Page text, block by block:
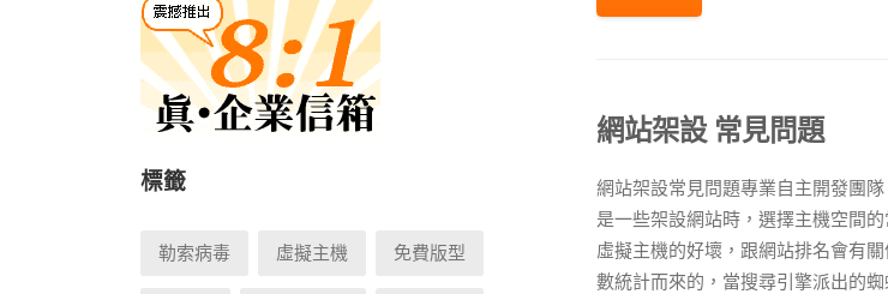
標籤
勒索病毒 虛擬主機 免費版型
網站架設 常見問題
網站架設常見問題專業自主開發團
是一些架設網站時，選擇主機空間
虛擬主機的好壞，跟網站排名會有
數統計而來的，當搜尋引擎派出的